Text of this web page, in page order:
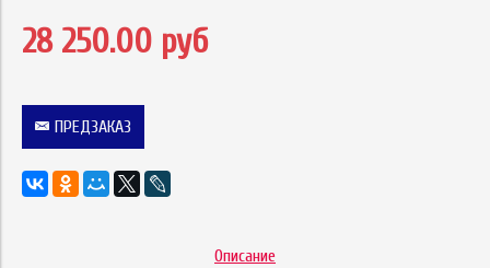
28 250.00 руб
ПРЕДЗАКАЗ
Описание